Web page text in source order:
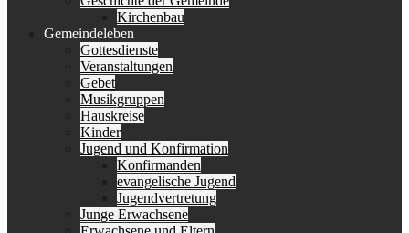
Kirchenbau
Gemeindeleben
Gottesdienste
Veranstaltungen
Gebet
Musikgruppen
Hauskreise
Kinder
Jugend und Konfirmation
Konfirmanden
evangelische Jugend
Jugendvertretung
Junge Erwachsene